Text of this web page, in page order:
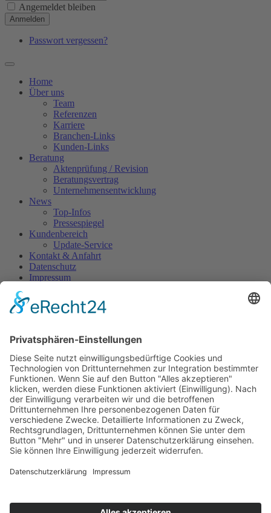
Angemeldet bleiben
Anmelden
Passwort vergessen?
Home
Über uns
Team
Referenzen
Karriere
Branchen-Links
Kunden-Links
Beratung
Aktenprüfung / Revision
Beratungsvertrag
Unternehmensentwicklung
News
Top-Infos
Pressespiegel
Kundenbereich
Update-Service
Kontakt & Anfahrt
Datenschutz
Impressum
Zeitarbeit: Flexible Jobs für
Studierende
Obwohl Zeitarbeit in Deutschland oft keinen guten Ruf genießt,
wird diese Form der Beschäftigung bei Studierenden immer
beliebter. Anbieter wie beispielsweise das Kölner Unternehmen
studitemps vermitteln den Studierenden passende Jobs, die sich
zeitlich gut mit dem parallelen Studium vereinbaren lassen. Zudem
nutzen Studierende Zeitarbeitsfirmen, um möglichst viele
Unternehmen kennenzulernen. Auf diese Weise können erste
Kontakte geknüpft und Erfahrungen in diesen Unternehmen
gesammelt werden. Häufig kann so am Ende des Studiums direkt in
ein passendes festes Arbeitsverhältnis gewechselt werden.